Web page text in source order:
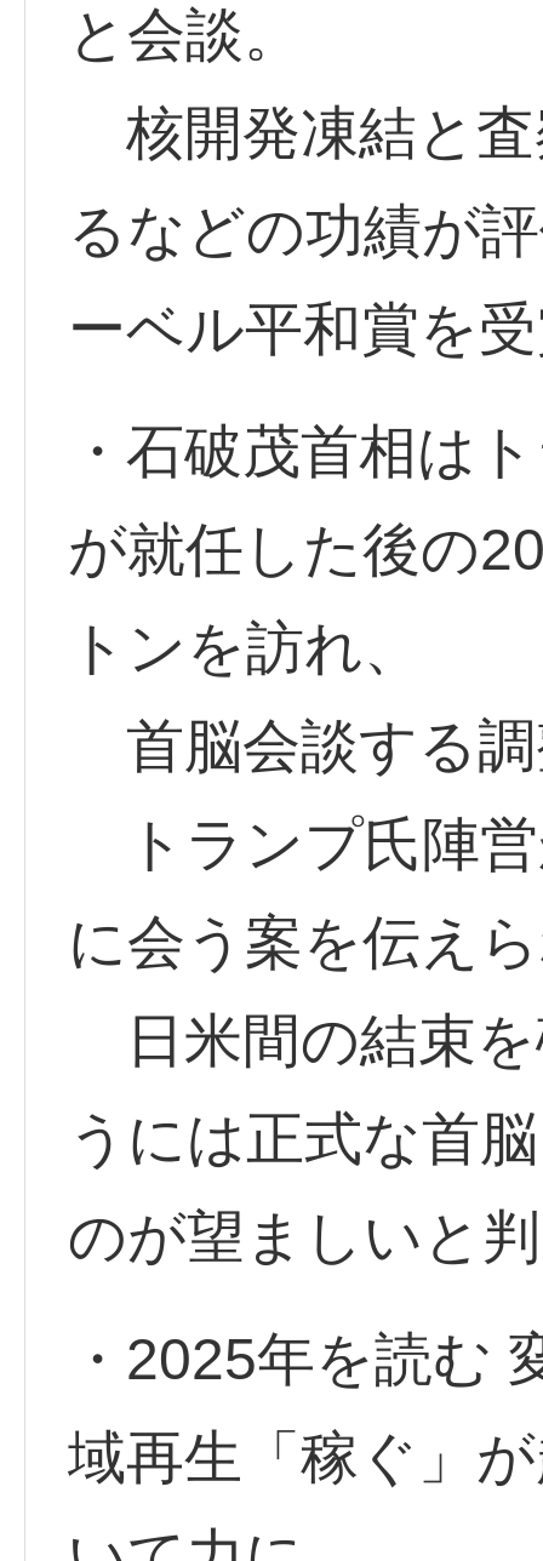
と会談。
核開発凍結と
るなどの功績が
ーベル平和賞を
・石破茂首相は
が就任した後の
トンを訪れ、
首脳会談する
トランプ氏陣
に会う案を伝え
日米間の結束
うには正式な首
のが望ましいと
・2025年を読
域再生「稼ぐ」